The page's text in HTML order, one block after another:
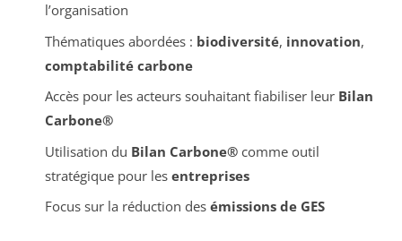
l’organisation
Thématiques abordées : biodiversité, innovation,
comptabilité carbone
Accès pour les acteurs souhaitant fiabiliser leur Bilan
Carbone®
Utilisation du Bilan Carbone®comme outil
stratégique pour les entreprises
Focus sur la réduction des émissions de GES